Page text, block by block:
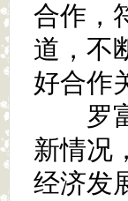
合作，
道，不
好合作
罗富
新情况
经济发